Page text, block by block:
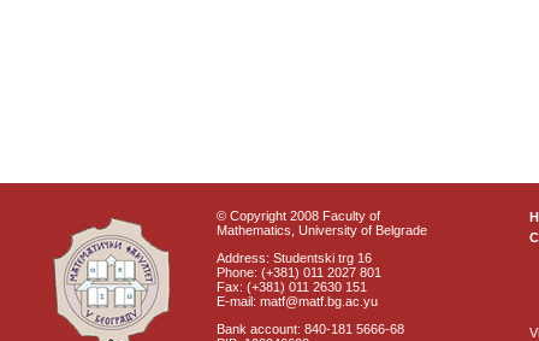
© Copyright 2008 Faculty of
Mathematics, University of Belgrade
Address: Studentski trg 16
Phone: (+381) 011 2027 801
Fax: (+381) 011 2630 151
E-mail: matf@matf.bg.ac.yu
Bank account: 840-181 5666-68